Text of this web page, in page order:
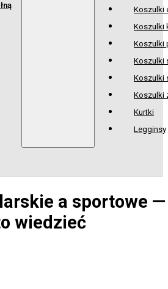
Koszulki
Koszulki
Koszulki
Koszulki
Koszulki
Koszulki
Kurtki
Legginsy
a sportowe
wiedzieć